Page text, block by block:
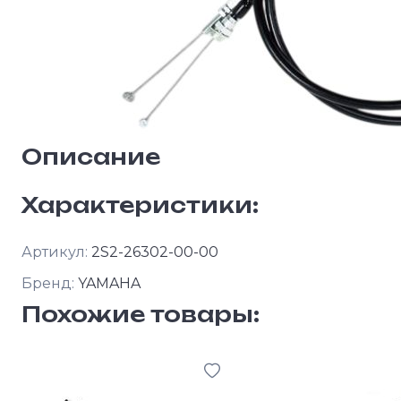
Описание
Характеристики:
Артикул: 2S2-26302-00-00
Бренд: YAMAHA
Похожие товары: